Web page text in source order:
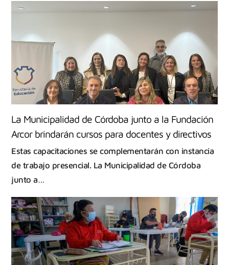
La Municipalidad de Córdoba junto a la Fundación
Arcor brindarán cursos para docentes y directivos
Estas capacitaciones se complementarán con instancia
de trabajo presencial. La Municipalidad de Córdoba
junto a…